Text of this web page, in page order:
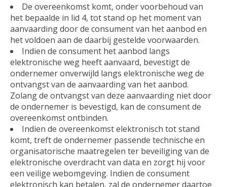
De overeenkomst komt, onder voorbehoud van
het bepaalde in lid 4, tot stand op het moment van
aanvaarding door de consument van het aanbod en
het voldoen aan de daarbij gestelde voorwaarden.
Indien de consument het aanbod langs
elektronische weg heeft aanvaard, bevestigt de
ondernemer onverwijld langs elektronische weg de
ontvangst van de aanvaarding van het aanbod.
Zolang de ontvangst van deze aanvaarding niet door
de ondernemer is bevestigd, kan de consument de
overeenkomst ontbinden.
Indien de overeenkomst elektronisch tot stand
komt, treft de ondernemer passende technische en
organisatorische maatregelen ter beveiliging van de
elektronische overdracht van data en zorgt hij voor
een veilige webomgeving. Indien de consument
elektronisch kan betalen, zal de ondernemer daartoe